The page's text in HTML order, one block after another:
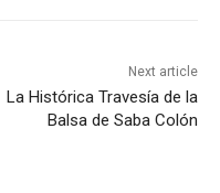
Next article
La Histórica Travesía de la
Balsa de Saba Colón